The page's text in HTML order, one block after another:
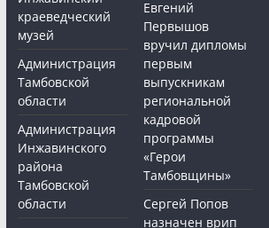
краеведческий
музей
Администрация
Тамбовской
области
Администрация
Инжавинского
района
Тамбовской
области
Евгений
Первышов
вручил дипломы
первым
выпускникам
региональной
кадровой
программы
«Герои
Тамбовщины»
Сергей Попов
назначен врип